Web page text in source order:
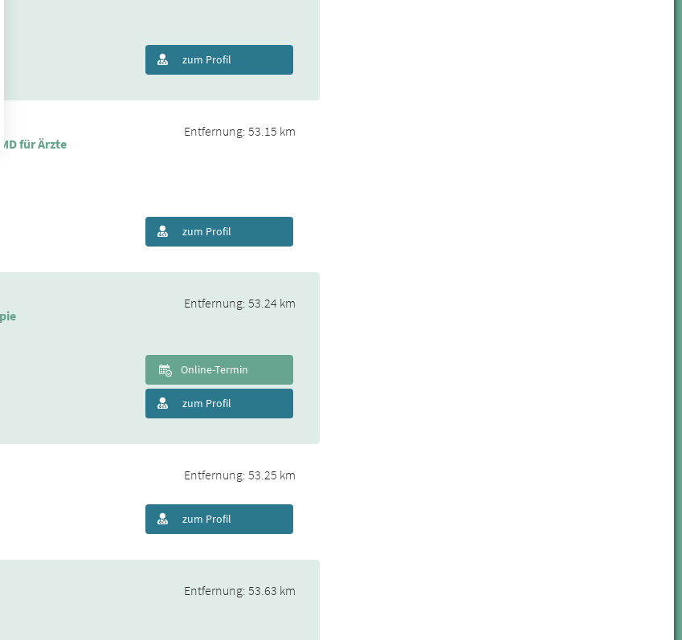
zum Profil
für Ärzte
Entfernung: 53.15 km
zum Profil
Entfernung: 53.24 km
zum Profil
Online-Termin
Entfernung: 53.25 km
zum Profil
Entfernung: 53.63 km